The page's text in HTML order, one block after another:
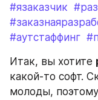
#язаказчик
#аутстаффинг
Итак, вы хотите
какой-то софт.
молоды,